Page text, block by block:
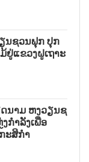
ນຊວນຟຸກ ປຸກ
ຢູ່ແຂວງຝູເຖາະ
ນາມ ຫງວຽນຊ
ກຳລັງເພື່ອ
ະສິກຳ